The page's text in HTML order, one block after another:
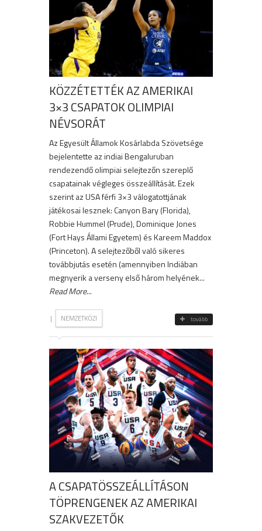
KÖZZÉTETTÉK AZ AMERIKAI
3×3 CSAPATOK OLIMPIAI
NÉVSORÁT
Az Egyesült Államok Kosárlabda Szövetsége
bejelentette az indiai Bengaluruban
rendezendő olimpiai selejtezőn szereplő
csapatainak végleges összeállítását. Ezek
szerint az USA férfi 3×3 válogatottjának
játékosai lesznek: Canyon Bary (Florida),
Robbie Hummel (Prude), Dominique Jones
(Fort Hays Állami Egyetem) és Kareem Maddox
(Princeton). A selejtezőből való sikeres
továbbjutás esetén (amennyiben Indiában
megnyerik a verseny első három helyének...
Read More...
| NEMZETKÖZI tovább
A CSAPATÖSSZEÁLLÍTÁSON
TÖPRENGENEK AZ AMERIKAI
SZAKVEZETŐK